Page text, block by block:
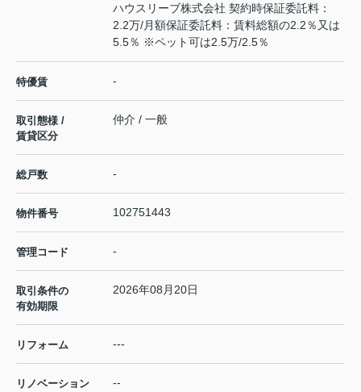
ハウスリーブ株式会社 契約時保証委託料：
2.2万/月額保証委託料：賃料総額の2.2％又は
5.5％ ※ペット可は2.5万/2.5％
特優賃 -
取引態様 /
賃貸区分
仲介 / 一般
総戸数 -
物件番号 102751443
管理コード -
取引条件の
有効期限
2026年08月20日
リフォーム ---
リノベーション --